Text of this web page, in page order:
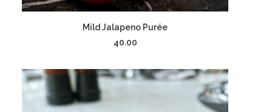
إضافة إلى السلة
Mild Jalapeno Purée
40.00